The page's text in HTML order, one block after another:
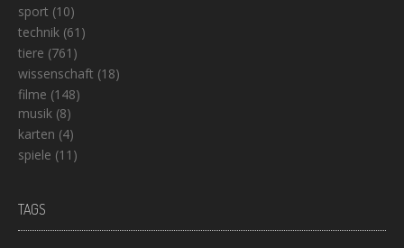
sport (10)
technik (61)
tiere (761)
wissenschaft (18)
filme (148)
musik (8)
karten (4)
spiele (11)
TAGS